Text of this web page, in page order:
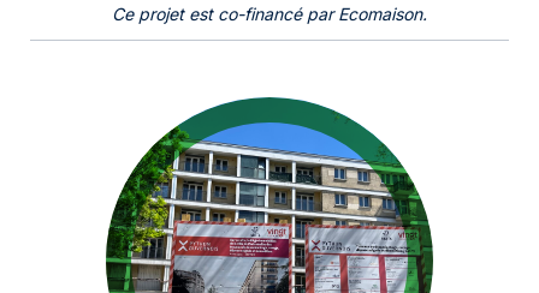
Ce projet est co-financé par Ecomaison.